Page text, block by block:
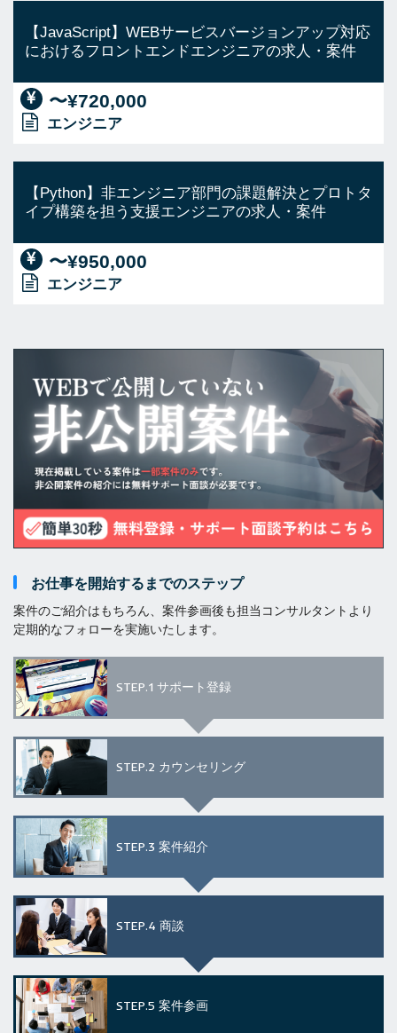
【JavaScript】WEBサービスバージョンアップ対応
におけるフロントエンドエンジニアの求人・案件
〜¥720,000
エンジニア
【Python】非エンジニア部門の課題解決とプロトタ
イプ構築を担う支援エンジニアの求人・案件
〜¥950,000
エンジニア
お仕事を開始するまでのステップ
案件のご紹介はもちろん、案件参画後も担当コンサルタントより
定期的なフォローを実施いたします。
STEP.1 サポート登録
STEP.2 カウンセリング
STEP.3 案件紹介
STEP.4 商談
STEP.5 案件参画